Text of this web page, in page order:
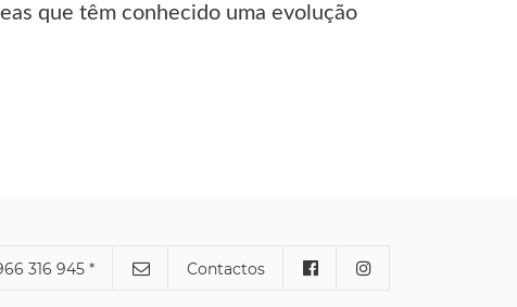
que têm conhecido uma evolução
316 945 * Contactos